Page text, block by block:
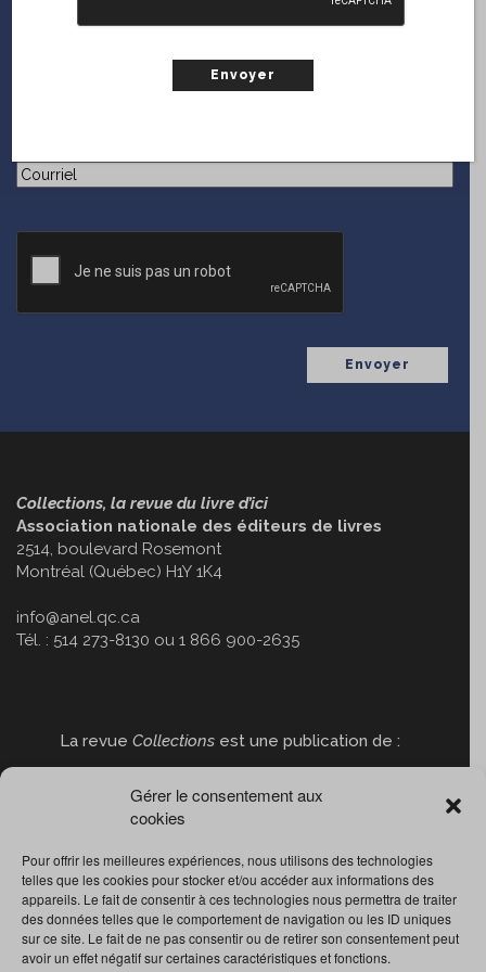
Gérer le consentement aux
cookies
Pour offrir les meilleures expériences, nous utilisons des technologies
telles que les cookies pour stocker et/ou accéder aux informations des
appareils. Le fait de consentir à ces technologies nous permettra de traiter
des données telles que le comportement de navigation ou les ID uniques
sur ce site. Le fait de ne pas consentir ou de retirer son consentement peut
avoir un effet négatif sur certaines caractéristiques et fonctions.
ABONNEZ-VOUS
GRATUITEMENT!
Courriel(Nécessaire)
Collections, la revue du livre d’ici
Association nationale des éditeurs de livres
2514, boulevard Rosemont
Montréal (Québec) H1Y 1K4
info@anel.qc.ca
Tél. : 514 273-8130 ou 1 866 900-2635
La revue Collections est une publication de :